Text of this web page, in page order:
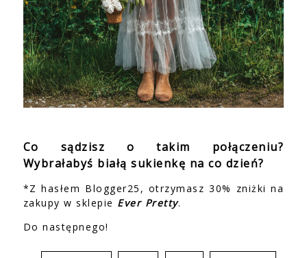
Co sądzisz o takim połączeniu?
Wybrałabyś białą sukienkę na co dzień?
*Z hasłem Blogger25, otrzymasz 30% zniżki na
zakupy w sklepie Ever Pretty.
Do następnego!